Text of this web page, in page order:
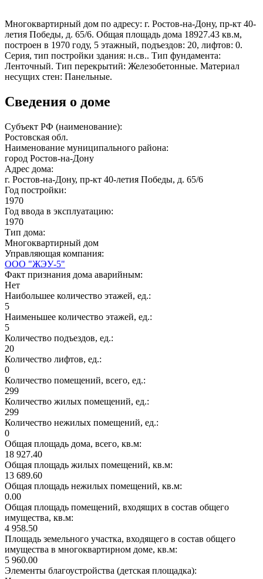
Многоквартирный дом по адресу: г. Ростов-на-Дону, пр-кт 40-
летия Победы, д. 65/6. Общая площадь дома 18927.43 кв.м,
построен в 1970 году, 5 этажный, подъездов: 20, лифтов: 0.
Серия, тип постройки здания: н.св.. Тип фундамента:
Ленточный. Тип перекрытий: Железобетонные. Материал
несущих стен: Панельные.
Сведения о доме
Субъект РФ (наименование):
Ростовская обл.
Наименование муниципального района:
город Ростов-на-Дону
Адрес дома:
г. Ростов-на-Дону, пр-кт 40-летия Победы, д. 65/6
Год постройки:
1970
Год ввода в эксплуатацию:
1970
Тип дома:
Многоквартирный дом
Управляющая компания:
ООО "ЖЭУ-5"
Факт признания дома аварийным:
Нет
Наибольшее количество этажей, ед.:
5
Наименьшее количество этажей, ед.:
5
Количество подъездов, ед.:
20
Количество лифтов, ед.:
0
Количество помещений, всего, ед.:
299
Количество жилых помещений, ед.:
299
Количество нежилых помещений, ед.:
0
Общая площадь дома, всего, кв.м:
18 927.40
Общая площадь жилых помещений, кв.м:
13 689.60
Общая площадь нежилых помещений, кв.м:
0.00
Общая площадь помещений, входящих в состав общего
имущества, кв.м:
4 958.50
Площадь земельного участка, входящего в состав общего
имущества в многоквартирном доме, кв.м:
5 960.00
Элементы благоустройства (детская площадка):